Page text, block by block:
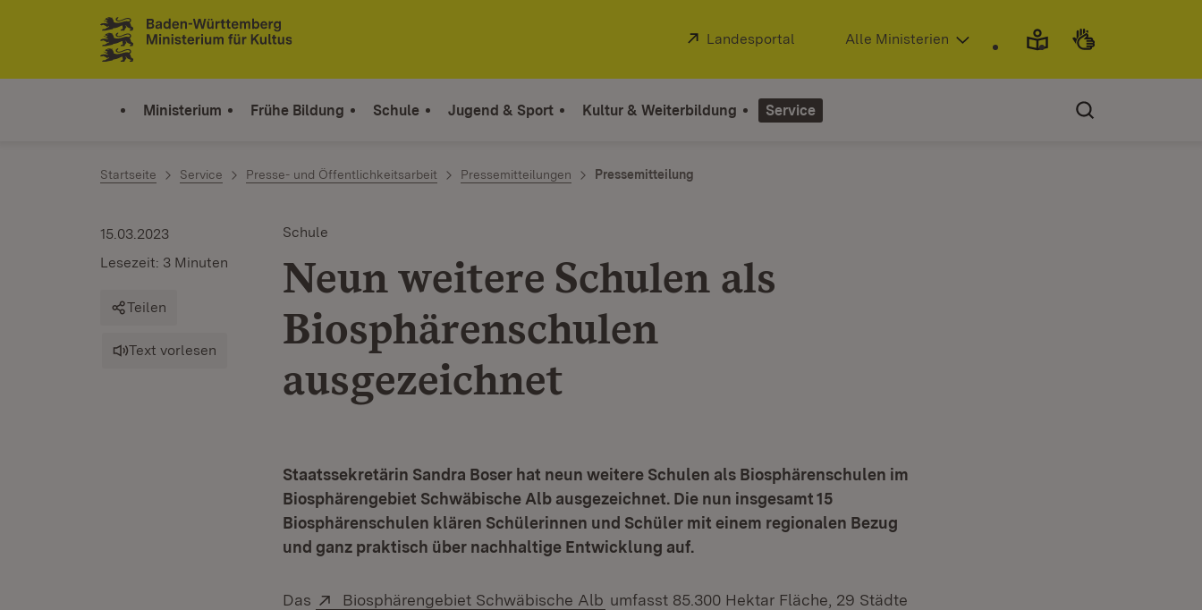
Zum Inhalt springen
Link zur Startseite
Extern:
Landesportal (Öffnet in neuem Fenster)
Alle Ministerien
Ministerium Frühe Bildung Schule Jugend & Sport Kultur & Weiterbildung Service
Startseite Service Presse- und Öffentlichkeitsarbeit Pressemitteilungen Pressemitteilung
Schule
Neun weitere Schulen als
Biosphärenschulen
ausgezeichnet
15.03.2023
Lesezeit: 3 Minuten
Teilen
Text vorlesen
Staatssekretärin Sandra Boser hat neun weitere Schulen als Biosphärenschulen im
Biosphärengebiet Schwäbische Alb ausgezeichnet. Die nun insgesamt 15
Biosphärenschulen klären Schülerinnen und Schüler mit einem regionalen Bezug
und ganz praktisch über nachhaltige Entwicklung auf.
Das Extern:
Biosphärengebiet Schwäbische Alb (Öffnet in neuem Fenster)
umfasst 85.300 Hektar Fläche, 29 Städte